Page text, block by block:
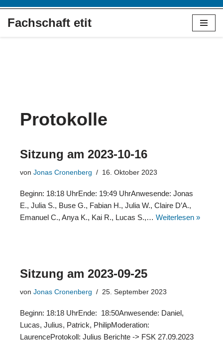
Fachschaft etit
Protokolle
Sitzung am 2023-10-16
von Jonas Cronenberg 16. Oktober 2023
Beginn: 18:18 UhrEnde: 19:49 UhrAnwesende: Jonas
E., Julia S., Buse G., Fabian H., Julia W., Claire D’A.,
Emanuel C., Anya K., Kai R., Lucas S.,… Weiterlesen »
Sitzung am 2023-09-25
von Jonas Cronenberg 25. September 2023
Beginn: 18:18 UhrEnde: 18:50Anwesende: Daniel,
Lucas, Julius, Patrick, PhilipModeration:
LaurenceProtokoll: Julius Berichte -> FSK 27.09.2023